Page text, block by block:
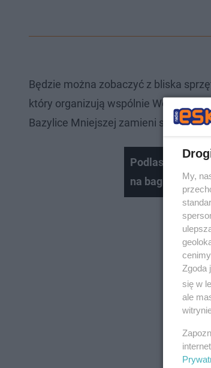
Będzie można zobaczyć z bliska
który organizują wspólnie Wojskowe
Bazylice Mniejszej zamieni się w
Podlaskie.
na bagnachMy,
Zgoda
się w
ale